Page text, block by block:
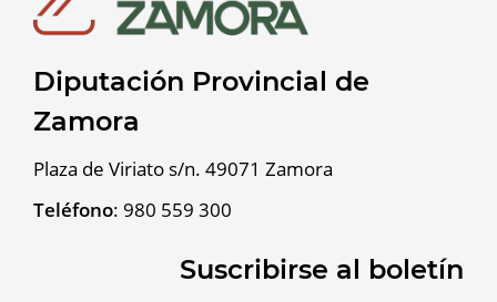
Diputación Provincial de
Zamora
Plaza de Viriato s/n. 49071 Zamora
Teléfono: 980 559 300
Suscribirse al boletín